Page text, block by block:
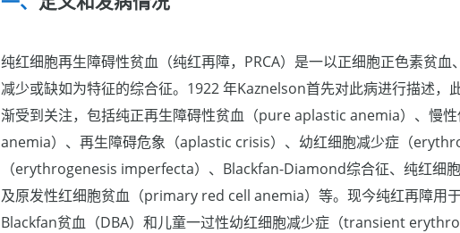
纯红细胞再生障碍性贫血（纯红再障，PRCA）是一以正细胞正色素贫
减少或缺如为特征的综合征。1922 年Kaznelson首先对此病进行描述，
渐受到关注，包括纯正再生障碍性贫血（pure aplastic anemia）、慢
anemia）、再生障碍危象（aplastic crisis）、幼红细胞减少症（
（erythrogenesis imperfecta）、Blackfan-Diamond综合征、纯红细
及原发性红细胞贫血（primary red cell anemia）等。现今纯红再障用
Blackfan贫血（DBA）和儿童一过性幼红细胞减少症（transient